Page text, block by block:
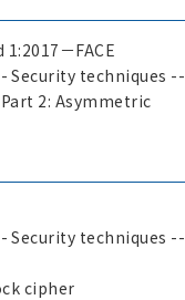
－FACE
techniques --
2: Asymmetric
techniques --
cipher